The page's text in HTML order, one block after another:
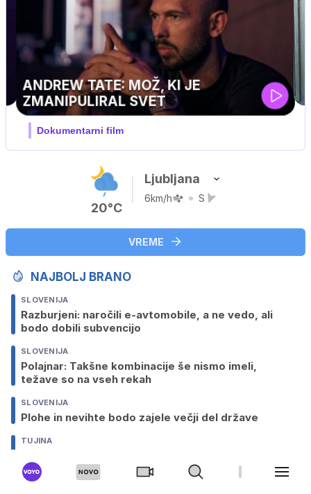
UEFA SUPERPOKAL
V živo na VOYO: sreda ob 20.30
20°C
Ljubljana
6km/h S
VREME
NAJBOLJ BRANO
SLOVENIJA
Razburjeni: naročili e-avtomobile, a ne vedo, ali
bodo dobili subvencijo
SLOVENIJA
Polajnar: Takšne kombinacije še nismo imeli,
težave so na vseh rekah
SLOVENIJA
Plohe in nevihte bodo zajele večji del države
TUJINA
v Nemčijo